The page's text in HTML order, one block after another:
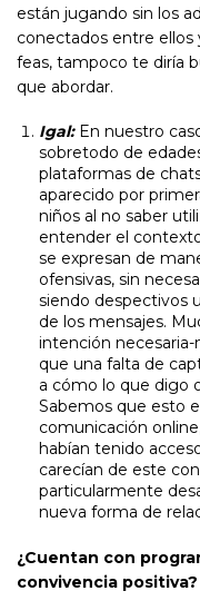
están jugando sin los
conectados entre ellos
feas, tampoco te diría
que abordar.
Igal:En nuestro
sobretodo de
plataformas de
aparecido por
niños al no saber
entender el
se expresan de
ofensivas, sin
siendo despectivos
de los mensajes.
intención
que una falta de
a cómo lo que digo
Sabemos que esto
comunicación
habían tenido
carecían de este
particularmente
nueva forma de
¿Cuentan con
convivencia positiva?